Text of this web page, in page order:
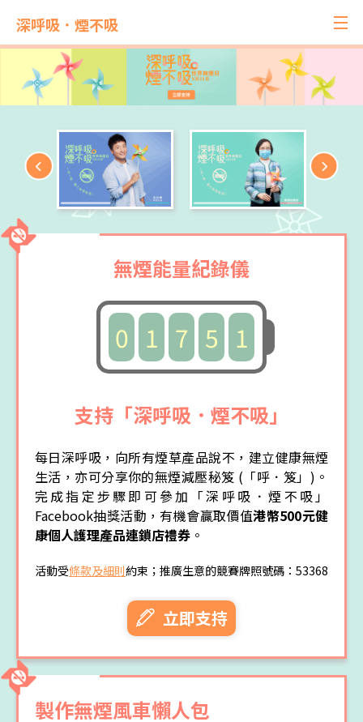
深呼吸．煙不吸
無煙能量紀錄儀
0 1 7 5 1
支持「深呼吸．煙不吸」
每日深呼吸，向所有煙草產品說不，建立健康無煙
生活，亦可分享你的無煙減壓秘笈 (「呼．笈」)。
完成指定步驟即可參加「深呼吸．煙不吸」
Facebook抽獎活動，有機會贏取價值港幣500元健
康個人護理產品連鎖店禮券 。
活動受條款及細則約束；推廣生意的競賽牌照號碼：53368
立即支持
製作無煙風車懶人包